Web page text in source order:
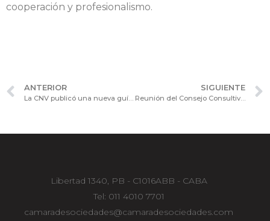
cooperación y profesionalismo.
ANTERIOR
La CNV publicó una nueva guía para Fideicomisos Financieros con Autorización Automática por Emisiones Frecuentes
SIGUIENTE
Reunión del Consejo Consultivo de Procesos y Tecnologías con la participación de Genneia
Libertad 1340, PB - C1016ABB - CABA
Tel: 011 4010 7701
camaradesociedades@camaradesociedades.com